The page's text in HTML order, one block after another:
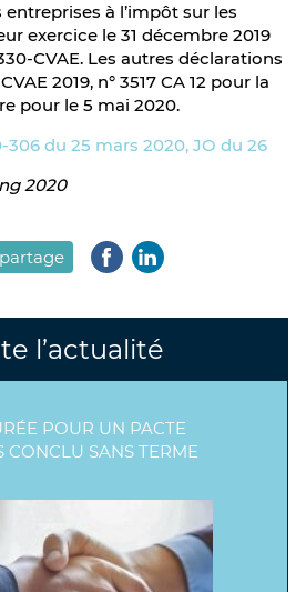
entreprises à l’impôt sur les
exercice le 31 décembre 2019
CVAE. Les autres déclarations
2019, n° 3517 CA 12 pour la
pour le 5 mai 2020.
du 25 mars 2020, JO du 26
2020
l’actualité
POUR UN PACTE
CONCLU SANS TERME